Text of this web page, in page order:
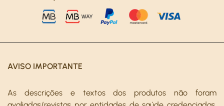
AVISO IMPORTANTE
As descrições e textos dos produtos não foram